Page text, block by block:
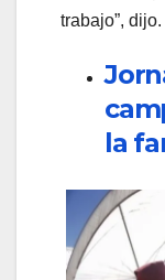
trabajo”, dijo.
la